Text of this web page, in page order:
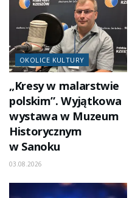
OKOLICE KULTURY
„Kresy w malarstwie
polskim”. Wyjątkowa
wystawa w Muzeum
Historycznym
w Sanoku
03.08.2026